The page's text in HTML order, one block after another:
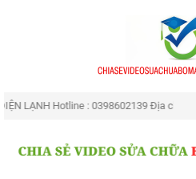
LẠNH Hotline : 0398602139 Địa chỉ